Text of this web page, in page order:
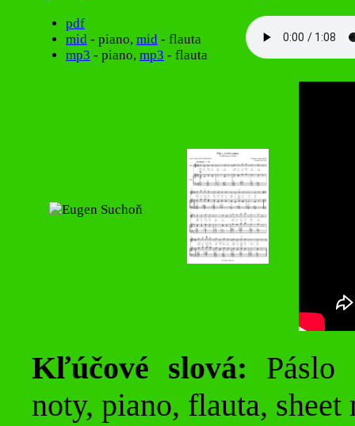
pdf
mid - piano, mid - flauta
mp3 - piano, mp3 - flauta
Kľúčové slová: Páslo
noty, piano, flauta, sheet